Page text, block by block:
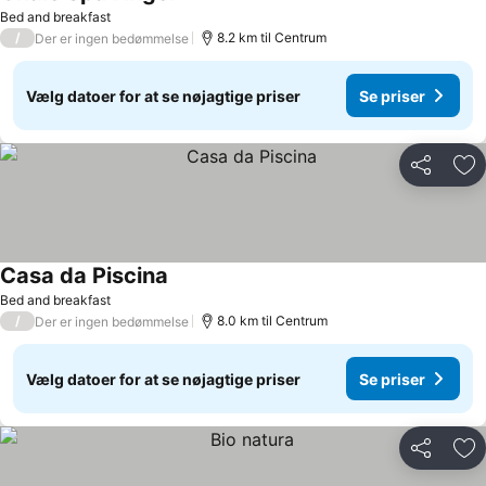
Bed and breakfast
/ Der er ingen bedømmelse 8.2 km til Centrum
Vælg datoer for at se nøjagtige priser Se priser
Del
Bed and breakfast
Casa da Piscina
/ Der er ingen bedømmelse 8.0 km til Centrum
Vælg datoer for at se nøjagtige priser Se priser
Del